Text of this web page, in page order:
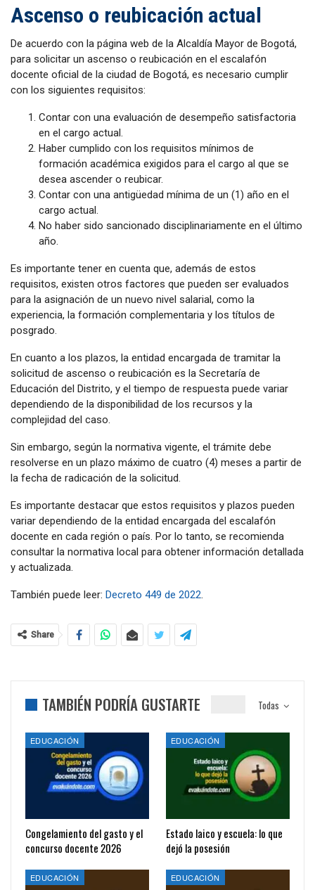
Ascenso o reubicación actual
De acuerdo con la página web de la Alcaldía Mayor de Bogotá,
para solicitar un ascenso o reubicación en el escalafón
docente oficial de la ciudad de Bogotá, es necesario cumplir
con los siguientes requisitos:
Contar con una evaluación de desempeño satisfactoria
en el cargo actual.
Haber cumplido con los requisitos mínimos de
formación académica exigidos para el cargo al que se
desea ascender o reubicar.
Contar con una antigüedad mínima de un (1) año en el
cargo actual.
No haber sido sancionado disciplinariamente en el último
año.
Es importante tener en cuenta que, además de estos
requisitos, existen otros factores que pueden ser evaluados
para la asignación de un nuevo nivel salarial, como la
experiencia, la formación complementaria y los títulos de
posgrado.
En cuanto a los plazos, la entidad encargada de tramitar la
solicitud de ascenso o reubicación es la Secretaría de
Educación del Distrito, y el tiempo de respuesta puede variar
dependiendo de la disponibilidad de los recursos y la
complejidad del caso.
Sin embargo, según la normativa vigente, el trámite debe
resolverse en un plazo máximo de cuatro (4) meses a partir de
la fecha de radicación de la solicitud.
Es importante destacar que estos requisitos y plazos pueden
variar dependiendo de la entidad encargada del escalafón
docente en cada región o país. Por lo tanto, se recomienda
consultar la normativa local para obtener información detallada
y actualizada.
También puede leer: Decreto 449 de 2022.
Share
Todas
TAMBIÉN PODRÍA GUSTARTE
EDUCACIÓN
Congelamiento del gasto y el
concurso docente 2026
EDUCACIÓN
Estado laico y escuela: lo que
dejó la posesión
EDUCACIÓN EDUCACIÓN